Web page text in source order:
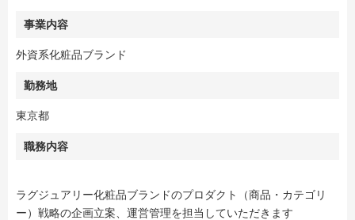
事業内容
外資系化粧品ブランド
勤務地
東京都
職務内容
ラグジュアリー化粧品ブランドのプロダクト（商品・カテゴリ
ー）戦略の企画立案、運営管理を担当していただきます